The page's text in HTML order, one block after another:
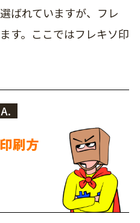
ばれていますが、フレ
す。ここではフレキソ印
A.
刷方